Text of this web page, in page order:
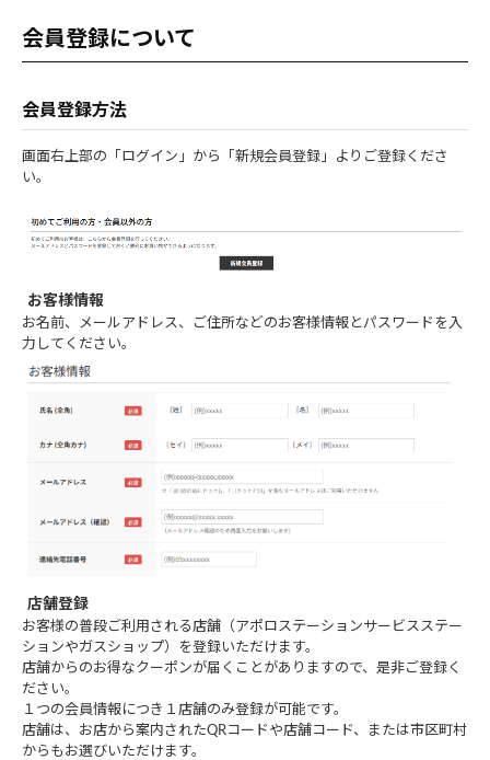
会員登録について
会員登録方法
画面右上部の「ログイン」から「新規会員登録」よりご登録くださ
い。
お客様情報
お名前、メールアドレス、ご住所などのお客様情報とパスワードを入
力してください。
店舗登録
お客様の普段ご利用される店舗（アポロステーションサービスステー
ションやガスショップ）を登録いただけます。
店舗からのお得なクーポンが届くことがありますので、是非ご登録く
ださい。
１つの会員情報につき１店舗のみ登録が可能です。
店舗は、お店から案内されたQRコードや店舗コード、または市区町村
からもお選びいただけます。